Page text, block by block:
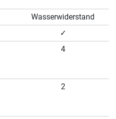
Wasserwiderstand
✓
4
2